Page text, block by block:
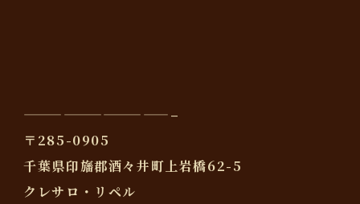
———————————–
〒285-0905
千葉県印旛郡酒々井町上岩橋62-5
クレサロ・リペル